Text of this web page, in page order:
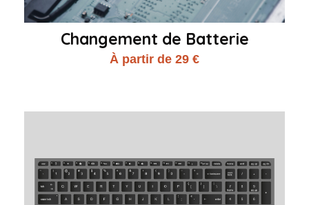
Changement de Batterie
À partir de 29 €